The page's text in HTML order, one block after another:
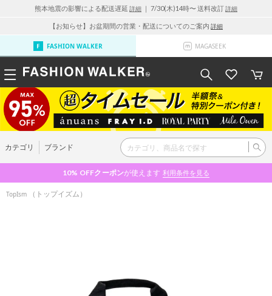
熊本地震の影響による配送遅延 詳細 ｜ 7/30(木)14時〜 送料改訂詳細
【お知らせ】お盆期間の営業・配送についてのご案内 詳細
FASHION WALKER MAGASEEK
カテゴリ ブランド
10% OFFクーポンが使えます 利用条件を見る
TopIsm （トップイズム）